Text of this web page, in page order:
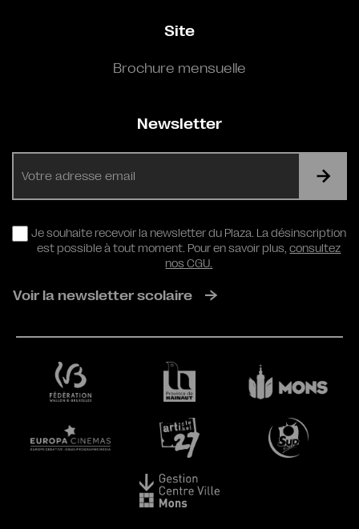
Site
Brochure mensuelle
Newsletter
RGPD
Je souhaite recevoir la newsletter du Plaza. La désinscription
est possible à tout moment. Pour en savoir plus,consultez
nos CGU.
Voir la newsletter scolaire